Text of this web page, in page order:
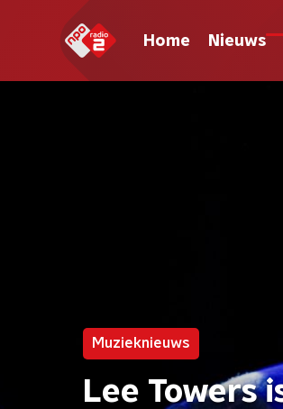
Home Nieuws
Muzieknieuws
Lee Towers